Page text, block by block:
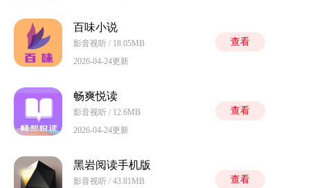
百味小说
影音视听 / 18.05MB
2026-04-24更新
查看
畅爽悦读
影音视听 / 12.6MB
2026-04-24更新
查看
黑岩阅读手机版
影音视听 / 43.81MB 查看